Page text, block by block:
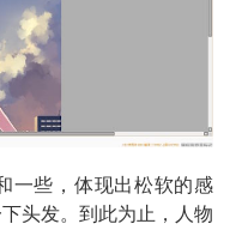
一些，体现出松软的感
头发。到此为止，人物